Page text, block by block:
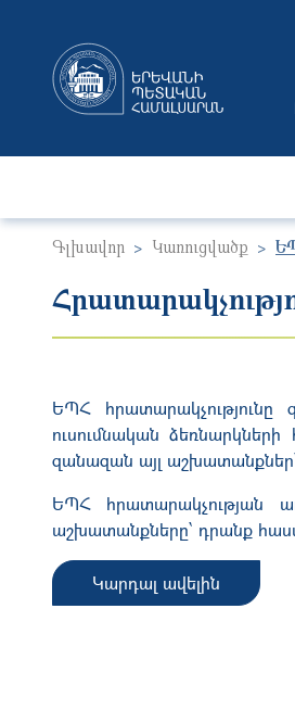
Գլխավոր Կառուցվածք
ԵՊՀ հրատարակչությունը
ուսումնական
զանազան այլ
ԵՊՀ հրատարակչության
աշխատանքները՝ դրանք
Կարդալ ավելին